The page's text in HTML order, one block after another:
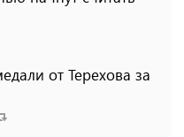
от Терехова за